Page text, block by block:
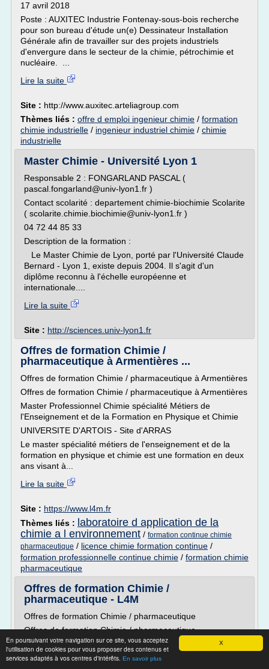
X
En poursuivant votre navigation sur ce site, vous acceptez
l'utilisation de cookies pour vous proposer des contenus et
services adaptés à vos centres d'intérêts. En savoir plus
17 avril 2018
Poste : AUXITEC Industrie Fontenay-sous-bois recherche
pour son bureau d'étude un(e) Dessinateur Installation
Générale afin de travailler sur des projets industriels
d'envergure dans le secteur de la chimie, pétrochimie et
nucléaire. ...
Lire la suite
Site : http://www.auxitec.arteliagroup.com
Thèmes liés : offre d emploi ingenieur chimie / formation
chimie industrielle / ingenieur industriel chimie / chimie
industrielle
Master Chimie - Université Lyon 1
Responsable 2 : FONGARLAND PASCAL (
pascal.fongarland@univ-lyon1.fr )
Contact scolarité : departement chimie-biochimie Scolarite
( scolarite.chimie.biochimie@univ-lyon1.fr )
04 72 44 85 33
Description de la formation :
Le Master Chimie de Lyon, porté par l'Université Claude
Bernard - Lyon 1, existe depuis 2004. Il s'agit d'un
diplôme reconnu à l'échelle européenne et
internationale....
Lire la suite
Site : http://sciences.univ-lyon1.fr
Offres de formation Chimie /
pharmaceutique à Armentières ...
Offres de formation Chimie / pharmaceutique à Armentières
Offres de formation Chimie / pharmaceutique à Armentières
Master Professionnel Chimie spécialité Métiers de
l'Enseignement et de la Formation en Physique et Chimie
UNIVERSITE D'ARTOIS - Site d'ARRAS
Le master spécialité métiers de l'enseignement et de la
formation en physique et chimie est une formation en deux
ans visant à...
Lire la suite
Site : https://www.l4m.fr
Thèmes liés : laboratoire d application de la
chimie a l environnement / formation continue chimie
pharmaceutique / licence chimie formation continue /
formation professionnelle continue chimie / formation chimie
pharmaceutique
Offres de formation Chimie /
pharmaceutique - L4M
Offres de formation Chimie / pharmaceutique
Offres de formation Chimie / pharmaceutique
BTS Métiers de l'eau
CFA Académique